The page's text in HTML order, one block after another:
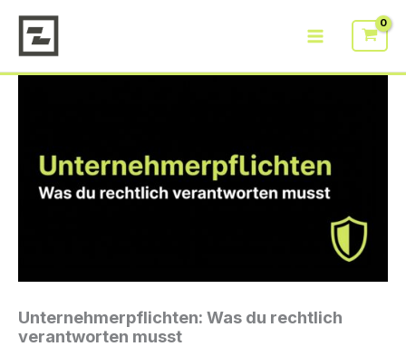
Inhalt
springen
Unternehmerpflichten: Was du rechtlich
verantworten musst
rechtlich
verantworten
musst
Menge